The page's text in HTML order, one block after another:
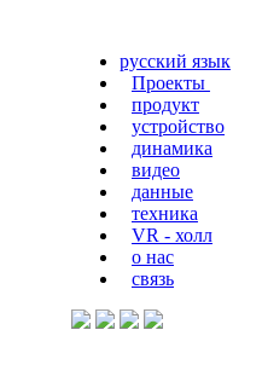
русский язык
Проекты
продукт
устройство
динамика
видео
данные
техника
VR - холл
о нас
связь